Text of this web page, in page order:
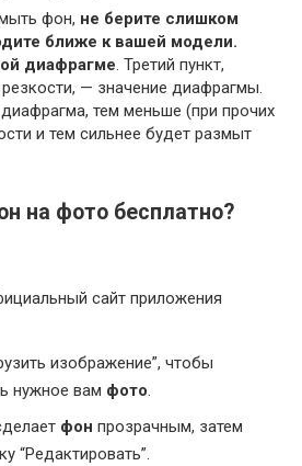
фон, не берите слишком
ближе к вашей модели.
диафрагме. Третий пункт,
— значение диафрагмы.
тем меньше (при прочих
и тем сильнее будет размыт
на фото бесплатно?
сайт приложения
изображение”, чтобы
нужное вам фото.
фон прозрачным, затем
“Редактировать”.